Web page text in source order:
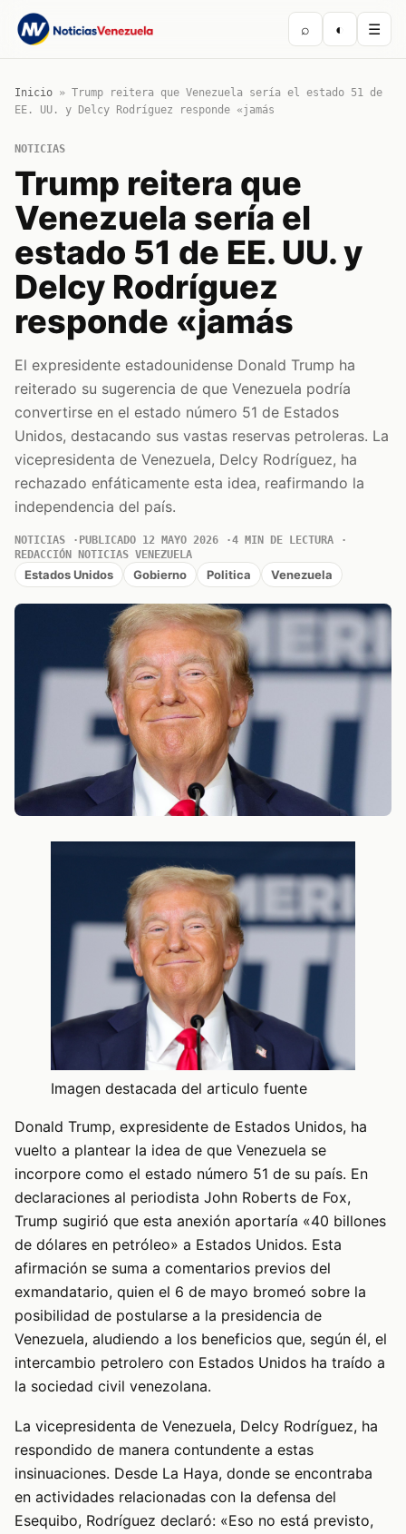
⌕ ◐ ☰
Inicio » Trump reitera que Venezuela sería el estado 51 de
EE. UU. y Delcy Rodríguez responde «jamás
NOTICIAS
Trump reitera que
Venezuela sería el
estado 51 de EE. UU. y
Delcy Rodríguez
responde «jamás
El expresidente estadounidense Donald Trump ha
reiterado su sugerencia de que Venezuela podría
convertirse en el estado número 51 de Estados
Unidos, destacando sus vastas reservas petroleras. La
vicepresidenta de Venezuela, Delcy Rodríguez, ha
rechazado enfáticamente esta idea, reafirmando la
independencia del país.
NOTICIAS PUBLICADO 12 MAYO 2026
4 MIN DE LECTURA
REDACCIÓN NOTICIAS VENEZUELA
Estados Unidos Gobierno Politica Venezuela
Imagen destacada del articulo fuente
Donald Trump, expresidente de Estados Unidos, ha
vuelto a plantear la idea de que Venezuela se
incorpore como el estado número 51 de su país. En
declaraciones al periodista John Roberts de Fox,
Trump sugirió que esta anexión aportaría «40 billones
de dólares en petróleo» a Estados Unidos. Esta
afirmación se suma a comentarios previos del
exmandatario, quien el 6 de mayo bromeó sobre la
posibilidad de postularse a la presidencia de
Venezuela, aludiendo a los beneficios que, según él, el
intercambio petrolero con Estados Unidos ha traído a
la sociedad civil venezolana.
La vicepresidenta de Venezuela, Delcy Rodríguez, ha
respondido de manera contundente a estas
insinuaciones. Desde La Haya, donde se encontraba
en actividades relacionadas con la defensa del
Esequibo, Rodríguez declaró: «Eso no está previsto,